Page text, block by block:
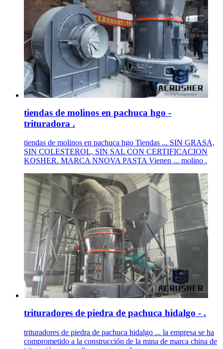
tiendas de molinos en pachuca hgo -
trituradora .
tiendas de molinos en pachuca hgo Tiendas ... SIN GRASA,
SIN COLESTEROL, SIN SAL CON CERTIFICACION
KOSHER. MARCA NNOVA PASTA Vienen ... molino .
trituradores de piedra de pachuca hidalgo - .
trituradores de piedra de pachuca hidalgo ... la empresa se ha
comprometido a la construcción de la mina de marca china de